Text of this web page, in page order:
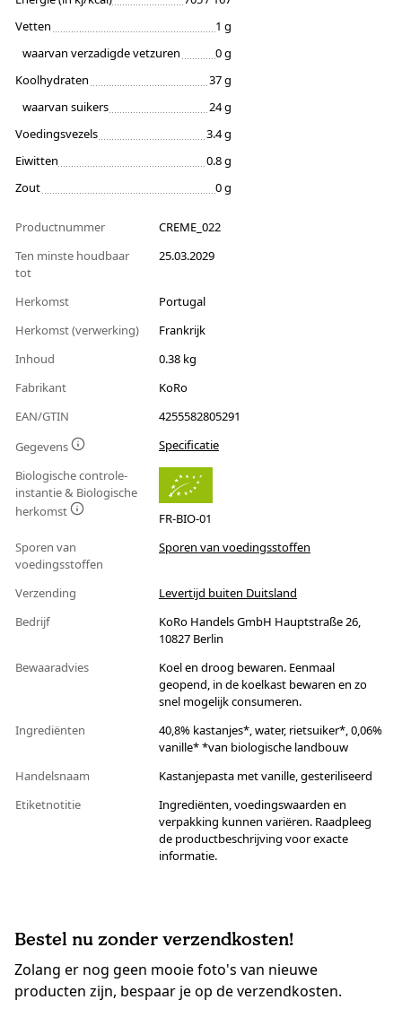
Vetten
1 g
waarvan verzadigde vetzuren
0 g
Koolhydraten
37 g
waarvan suikers
24 g
Voedingsvezels
3.4 g
Eiwitten
0.8 g
Zout
0 g
Productnummer
CREME_022
Ten minste houdbaar
tot
25.03.2029
Herkomst
Portugal
Herkomst (verwerking)
Frankrijk
Inhoud
0.38 kg
Fabrikant
KoRo
EAN/GTIN
4255582805291
Gegevens
Specificatie
Biologische controle-
instantie & Biologische
herkomst
FR-BIO-01
Sporen van
voedingsstoffen
Sporen van voedingsstoffen
Verzending
Levertijd buiten Duitsland
Bedrijf
KoRo Handels GmbH Hauptstraße 26,
10827 Berlin
Bewaaradvies
Koel en droog bewaren. Eenmaal
geopend, in de koelkast bewaren en zo
snel mogelijk consumeren.
Ingrediënten
40,8% kastanjes*, water, rietsuiker*, 0,06%
vanille* *van biologische landbouw
Handelsnaam
Kastanjepasta met vanille, gesteriliseerd
Etiketnotitie
Ingrediënten, voedingswaarden en
verpakking kunnen variëren. Raadpleeg
de productbeschrijving voor exacte
informatie.
Bestel nu zonder verzendkosten!
Zolang er nog geen mooie foto's van nieuwe
producten zijn, bespaar je op de verzendkosten.